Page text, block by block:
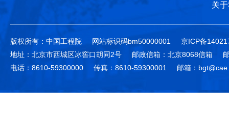
关
版权所有：中国工程院 网站标识码bm50000001
京ICP备
地址：北京市西城区冰窖口胡同2号
邮政信箱：北京8068信箱
电话：8610-59300000
传真：8610-59300001 邮箱：